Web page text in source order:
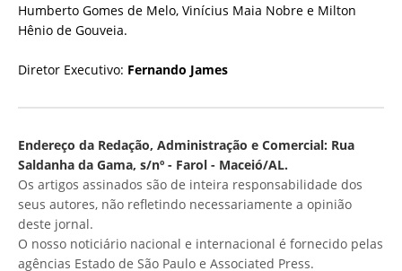
Humberto Gomes de Melo, Vinícius Maia Nobre e Milton
Hênio de Gouveia.
Diretor Executivo: Fernando James
Endereço da Redação, Administração e Comercial: Rua
Saldanha da Gama, s/nº - Farol - Maceió/AL.
Os artigos assinados são de inteira responsabilidade dos
seus autores, não refletindo necessariamente a opinião
deste jornal.
O nosso noticiário nacional e internacional é fornecido pelas
agências Estado de São Paulo e Associated Press.